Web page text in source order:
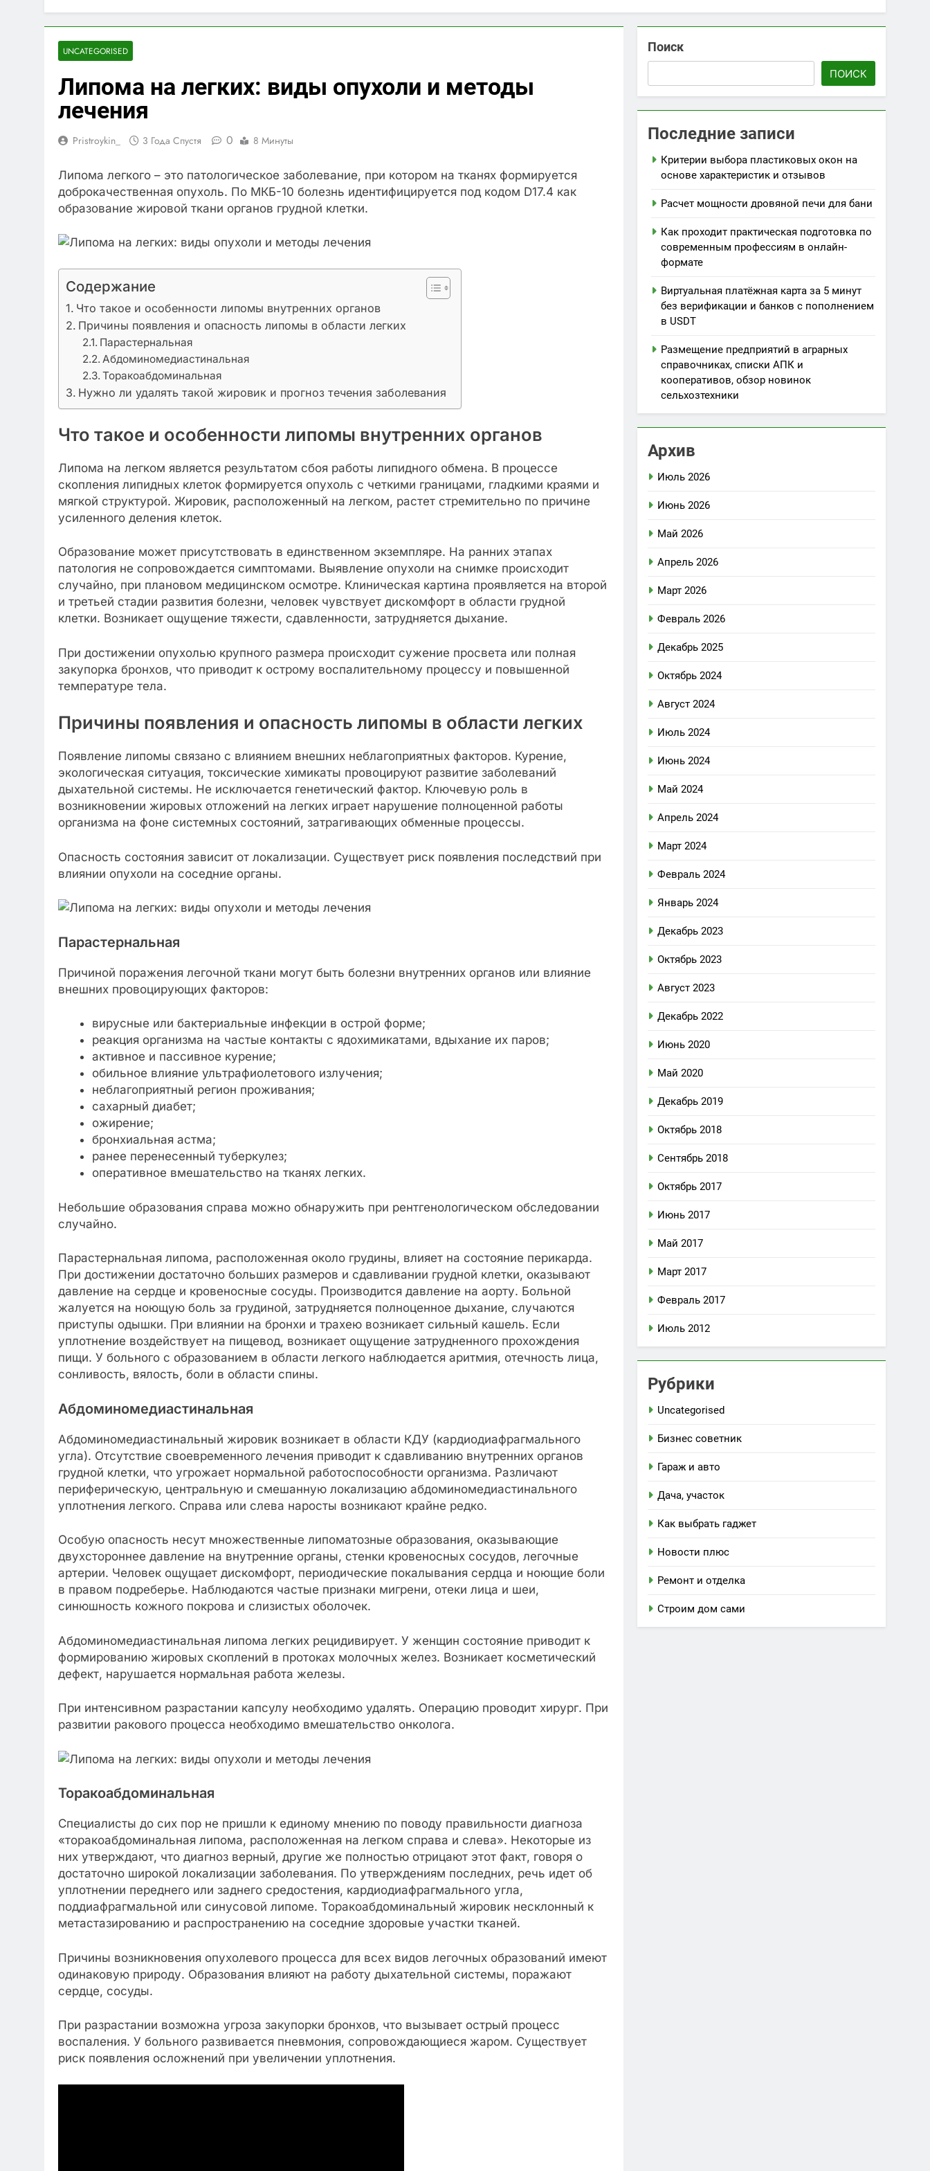
UNCATEGORISED
Липома на легких: виды опухоли и методы
лечения
Pristroykin_ 3 Года Спустя 0 8 Минуты
Липома легкого – это патологическое заболевание, при котором на тканях формируется
доброкачественная опухоль. По МКБ-10 болезнь идентифицируется под кодом D17.4 как
образование жировой ткани органов грудной клетки.
Содержание
Что такое и особенности липомы внутренних органов
Причины появления и опасность липомы в области легких
Парастернальная
Абдоминомедиастинальная
Торакоабдоминальная
Нужно ли удалять такой жировик и прогноз течения заболевания
Что такое и особенности липомы внутренних органов
Липома на легком является результатом сбоя работы липидного обмена. В процессе
скопления липидных клеток формируется опухоль с четкими границами, гладкими краями и
мягкой структурой. Жировик, расположенный на легком, растет стремительно по причине
усиленного деления клеток.
Образование может присутствовать в единственном экземпляре. На ранних этапах
патология не сопровождается симптомами. Выявление опухоли на снимке происходит
случайно, при плановом медицинском осмотре. Клиническая картина проявляется на второй
и третьей стадии развития болезни, человек чувствует дискомфорт в области грудной
клетки. Возникает ощущение тяжести, сдавленности, затрудняется дыхание.
При достижении опухолью крупного размера происходит сужение просвета или полная
закупорка бронхов, что приводит к острому воспалительному процессу и повышенной
температуре тела.
Причины появления и опасность липомы в области легких
Появление липомы связано с влиянием внешних неблагоприятных факторов. Курение,
экологическая ситуация, токсические химикаты провоцируют развитие заболеваний
дыхательной системы. Не исключается генетический фактор. Ключевую роль в
возникновении жировых отложений на легких играет нарушение полноценной работы
организма на фоне системных состояний, затрагивающих обменные процессы.
Опасность состояния зависит от локализации. Существует риск появления последствий при
влиянии опухоли на соседние органы.
Парастернальная
Причиной поражения легочной ткани могут быть болезни внутренних органов или влияние
внешних провоцирующих факторов:
вирусные или бактериальные инфекции в острой форме;
реакция организма на частые контакты с ядохимикатами, вдыхание их паров;
активное и пассивное курение;
обильное влияние ультрафиолетового излучения;
неблагоприятный регион проживания;
сахарный диабет;
ожирение;
бронхиальная астма;
ранее перенесенный туберкулез;
оперативное вмешательство на тканях легких.
Небольшие образования справа можно обнаружить при рентгенологическом обследовании
случайно.
Парастернальная липома, расположенная около грудины, влияет на состояние перикарда.
При достижении достаточно больших размеров и сдавливании грудной клетки, оказывают
давление на сердце и кровеносные сосуды. Производится давление на аорту. Больной
жалуется на ноющую боль за грудиной, затрудняется полноценное дыхание, случаются
приступы одышки. При влиянии на бронхи и трахею возникает сильный кашель. Если
уплотнение воздействует на пищевод, возникает ощущение затрудненного прохождения
пищи. У больного с образованием в области легкого наблюдается аритмия, отечность лица,
сонливость, вялость, боли в области спины.
Абдоминомедиастинальная
Абдоминомедиастинальный жировик возникает в области КДУ (кардиодиафрагмального
угла). Отсутствие своевременного лечения приводит к сдавливанию внутренних органов
грудной клетки, что угрожает нормальной работоспособности организма. Различают
периферическую, центральную и смешанную локализацию абдоминомедиастинального
уплотнения легкого. Справа или слева наросты возникают крайне редко.
Особую опасность несут множественные липоматозные образования, оказывающие
двухстороннее давление на внутренние органы, стенки кровеносных сосудов, легочные
артерии. Человек ощущает дискомфорт, периодические покалывания сердца и ноющие боли
в правом подреберье. Наблюдаются частые признаки мигрени, отеки лица и шеи,
синюшность кожного покрова и слизистых оболочек.
Абдоминомедиастинальная липома легких рецидивирует. У женщин состояние приводит к
формированию жировых скоплений в протоках молочных желез. Возникает косметический
дефект, нарушается нормальная работа железы.
При интенсивном разрастании капсулу необходимо удалять. Операцию проводит хирург. При
развитии ракового процесса необходимо вмешательство онколога.
Торакоабдоминальная
Специалисты до сих пор не пришли к единому мнению по поводу правильности диагноза
«торакоабдоминальная липома, расположенная на легком справа и слева». Некоторые из
них утверждают, что диагноз верный, другие же полностью отрицают этот факт, говоря о
достаточно широкой локализации заболевания. По утверждениям последних, речь идет об
уплотнении переднего или заднего средостения, кардиодиафрагмального угла,
поддиафрагмальной или синусовой липоме. Торакоабдоминальный жировик несклонный к
метастазированию и распространению на соседние здоровые участки тканей.
Причины возникновения опухолевого процесса для всех видов легочных образований имеют
одинаковую природу. Образования влияют на работу дыхательной системы, поражают
сердце, сосуды.
При разрастании возможна угроза закупорки бронхов, что вызывает острый процесс
воспаления. У больного развивается пневмония, сопровождающиеся жаром. Существует
риск появления осложнений при увеличении уплотнения.
Поиск
ПОИСК
Последние записи
Критерии выбора пластиковых окон на
основе характеристик и отзывов
Расчет мощности дровяной печи для бани
Как проходит практическая подготовка по
современным профессиям в онлайн-
формате
Виртуальная платёжная карта за 5 минут
без верификации и банков с пополнением
в USDT
Размещение предприятий в аграрных
справочниках, списки АПК и
кооперативов, обзор новинок
сельхозтехники
Архив
Июль 2026
Июнь 2026
Май 2026
Апрель 2026
Март 2026
Февраль 2026
Декабрь 2025
Октябрь 2024
Август 2024
Июль 2024
Июнь 2024
Май 2024
Апрель 2024
Март 2024
Февраль 2024
Январь 2024
Декабрь 2023
Октябрь 2023
Август 2023
Декабрь 2022
Июнь 2020
Май 2020
Декабрь 2019
Октябрь 2018
Сентябрь 2018
Октябрь 2017
Июнь 2017
Май 2017
Март 2017
Февраль 2017
Июль 2012
Рубрики
Uncategorised
Бизнес советник
Гараж и авто
Дача, участок
Как выбрать гаджет
Новости плюс
Ремонт и отделка
Строим дом сами